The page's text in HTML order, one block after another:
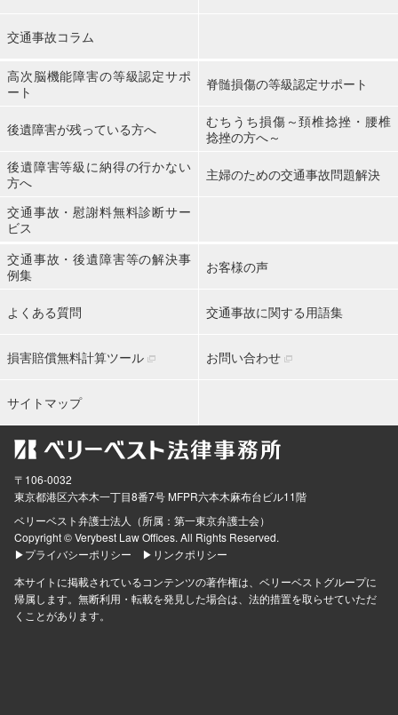
交通事故コラム
高次脳機能障害の等級認定サポ
ート
脊髄損傷の等級認定サポート
後遺障害が残っている方へ
むちうち損傷～頚椎捻挫・腰椎
捻挫の方へ～
後遺障害等級に納得の行かない
方へ
主婦のための交通事故問題解決
交通事故・慰謝料無料診断サー
ビス
交通事故・後遺障害等の解決事
例集
お客様の声
よくある質問 交通事故に関する用語集
損害賠償無料計算ツール お問い合わせ
サイトマップ
〒106-0032
東京都港区六本木一丁目8番7号 MFPR六本木麻布台ビル11階
ベリーベスト弁護士法人（所属：第一東京弁護士会）
Copyright © Verybest Law Offices. All Rights Reserved.
▶プライバシーポリシー
▶リンクポリシー
本サイトに掲載されているコンテンツの著作権は、ベリーベストグループに
帰属します。無断利用・転載を発見した場合は、法的措置を取らせていただ
くことがあります。